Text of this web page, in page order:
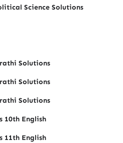
Science Solutions
Solutions
Solutions
Solutions
10th English
11th English